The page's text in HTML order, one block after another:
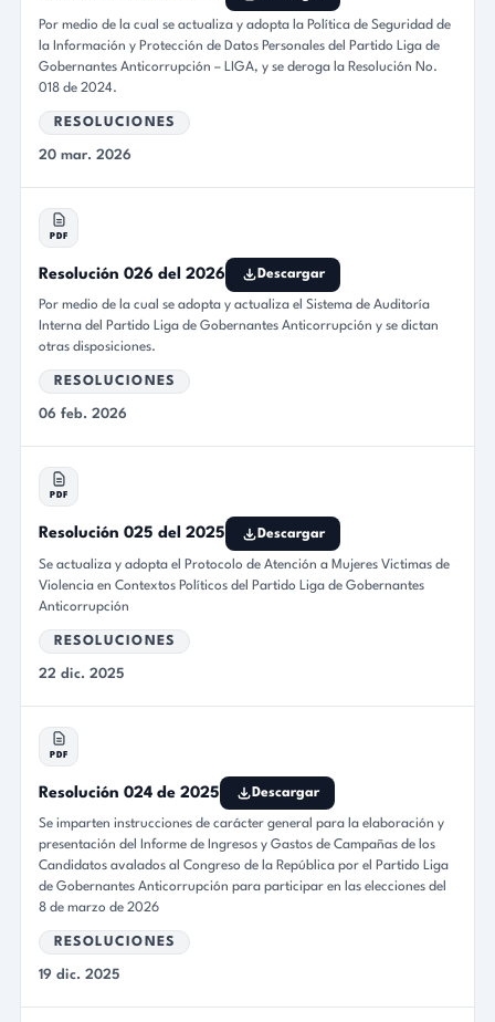
Por medio de la cual se actualiza y adopta la Política de Seguridad de
la Información y Protección de Datos Personales del Partido Liga de
Gobernantes Anticorrupción – LIGA, y se deroga la Resolución No.
018 de 2024.
RESOLUCIONES
20 mar. 2026
PDF
Resolución 026 del 2026 Descargar
Por medio de la cual se adopta y actualiza el Sistema de Auditoría
Interna del Partido Liga de Gobernantes Anticorrupción y se dictan
otras disposiciones.
RESOLUCIONES
06 feb. 2026
PDF
Resolución 025 del 2025 Descargar
Se actualiza y adopta el Protocolo de Atención a Mujeres Victimas de
Violencia en Contextos Políticos del Partido Liga de Gobernantes
Anticorrupción
RESOLUCIONES
22 dic. 2025
PDF
Resolución 024 de 2025 Descargar
Se imparten instrucciones de carácter general para la elaboración y
presentación del Informe de Ingresos y Gastos de Campañas de los
Candidatos avalados al Congreso de la República por el Partido Liga
de Gobernantes Anticorrupción para participar en las elecciones del
8 de marzo de 2026
RESOLUCIONES
19 dic. 2025